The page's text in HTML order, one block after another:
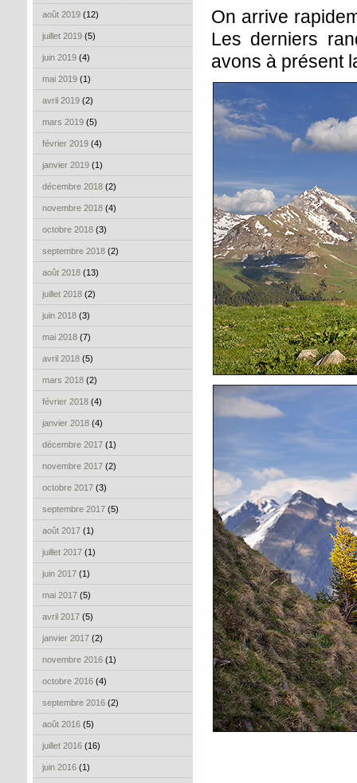
août 2019 (12)
juillet 2019 (5)
juin 2019 (4)
mai 2019 (1)
avril 2019 (2)
mars 2019 (5)
février 2019 (4)
janvier 2019 (1)
décembre 2018 (2)
novembre 2018 (4)
octobre 2018 (3)
septembre 2018 (2)
août 2018 (13)
juillet 2018 (2)
juin 2018 (3)
mai 2018 (7)
avril 2018 (5)
mars 2018 (2)
février 2018 (4)
janvier 2018 (4)
décembre 2017 (1)
novembre 2017 (2)
octobre 2017 (3)
septembre 2017 (5)
août 2017 (1)
juillet 2017 (1)
juin 2017 (1)
mai 2017 (5)
avril 2017 (5)
janvier 2017 (2)
novembre 2016 (1)
octobre 2016 (4)
septembre 2016 (2)
août 2016 (5)
juillet 2016 (16)
juin 2016 (1)
On arrive
Les derniers
avons à présent